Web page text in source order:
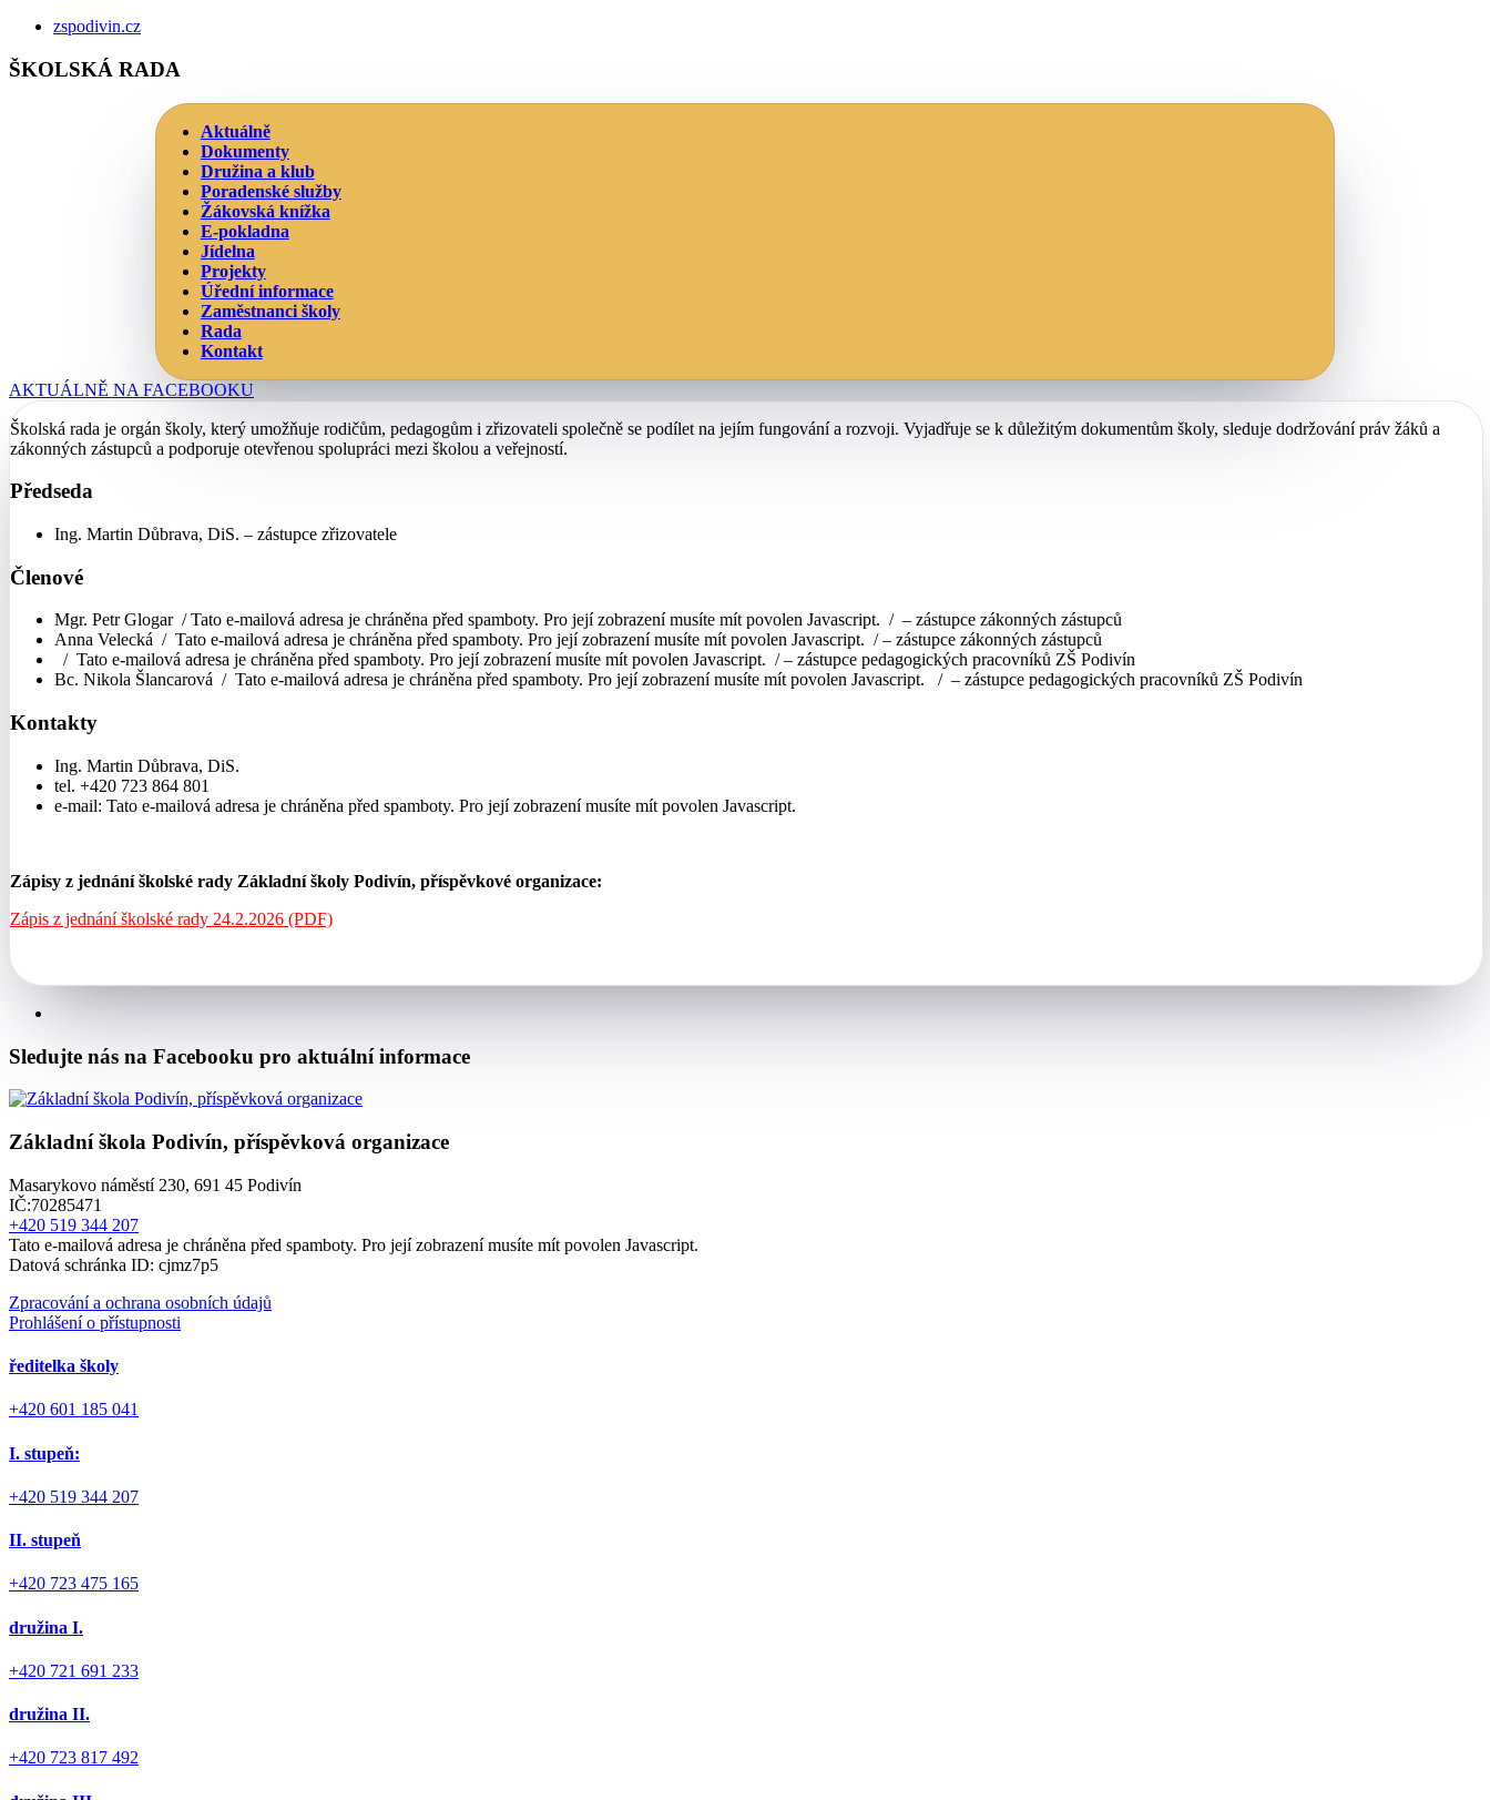
zspodivin.cz
ŠKOLSKÁ RADA
Aktuálně
Dokumenty
Družina a klub
Poradenské služby
Žákovská knížka
E-pokladna
Jídelna
Projekty
Úřední informace
Zaměstnanci školy
Rada
Kontakt
AKTUÁLNĚ NA FACEBOOKU
Školská rada je orgán školy, který umožňuje rodičům, pedagogům i zřizovateli společně se podílet na jejím fungování a rozvoji. Vyjadřuje se k důležitým dokumentům školy, sleduje dodržování práv žáků a
zákonných zástupců a podporuje otevřenou spolupráci mezi školou a veřejností.
Předseda
Ing. Martin Důbrava, DiS. – zástupce zřizovatele
Členové
Mgr. Petr Glogar /Tato e-mailová adresa je chráněna před spamboty. Pro její zobrazení musíte mít povolen Javascript. / – zástupce zákonných zástupců
Anna Velecká / Tato e-mailová adresa je chráněna před spamboty. Pro její zobrazení musíte mít povolen Javascript. / – zástupce zákonných zástupců
/ Tato e-mailová adresa je chráněna před spamboty. Pro její zobrazení musíte mít povolen Javascript. / – zástupce pedagogických pracovníků ZŠ Podivín
Bc. Nikola Šlancarová / Tato e-mailová adresa je chráněna před spamboty. Pro její zobrazení musíte mít povolen Javascript. / – zástupce pedagogických pracovníků ZŠ Podivín
Kontakty
Ing. Martin Důbrava, DiS.
tel. +420 723 864 801
e-mail: Tato e-mailová adresa je chráněna před spamboty. Pro její zobrazení musíte mít povolen Javascript.
Zápisy z jednání školské rady Základní školy Podivín, příspěvkové organizace:
Zápis z jednání školské rady 24.2.2026 (PDF)
Sledujte nás na Facebooku pro aktuální informace
Základní škola Podivín, příspěvková organizace
Masarykovo náměstí 230, 691 45 Podivín
IČ:70285471
+420 519 344 207
Tato e-mailová adresa je chráněna před spamboty. Pro její zobrazení musíte mít povolen Javascript.
Datová schránka ID: cjmz7p5
Zpracování a ochrana osobních údajů
Prohlášení o přístupnosti
ředitelka školy
+420 601 185 041
I. stupeň:
+420 519 344 207
II. stupeň
+420 723 475 165
družina I.
+420 721 691 233
družina II.
+420 723 817 492